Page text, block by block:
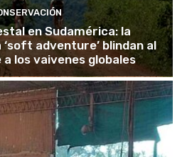
en Sudamérica: la
adventure’ blindan al
los vaivenes globales